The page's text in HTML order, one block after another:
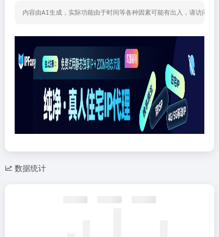
内容由AI生成，实际功能由于时间等各种因素可能有出入，请访问网
数据统计